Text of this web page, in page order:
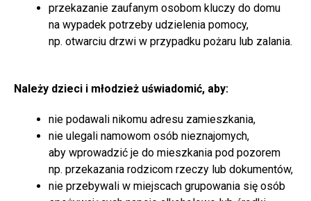
przekazanie zaufanym osobom kluczy do domu
na wypadek potrzeby udzielenia pomocy,
np. otwarciu drzwi w przypadku pożaru lub zalania.
Należy dzieci i młodzież uświadomić, aby:
nie podawali nikomu adresu zamieszkania,
nie ulegali namowom osób nieznajomych,
aby wprowadzić je do mieszkania pod pozorem
np. przekazania rodzicom rzeczy lub dokumentów,
nie przebywali w miejscach grupowania się osób